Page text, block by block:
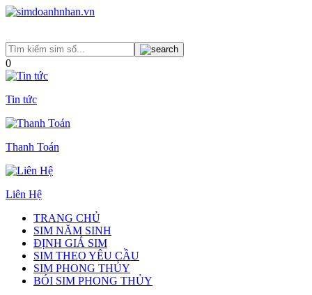
0
Tin tức
Thanh Toán
Liên Hệ
TRANG CHỦ
SIM NĂM SINH
ĐỊNH GIÁ SIM
SIM THEO YÊU CẦU
SIM PHONG THỦY
BÓI SIM PHONG THỦY